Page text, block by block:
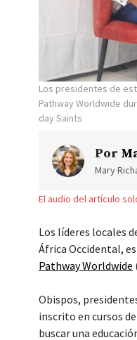
Los presidentes de
Pathway Worldwide
day Saints
Por
Mary
El audio del artículo
Los líderes locales
África Occidental,
Pathway Worldwide
Obispos,
inscrito en cursos
buscar una